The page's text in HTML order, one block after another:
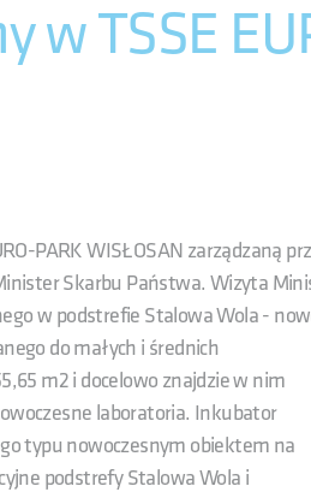
w TSSE
PARK WISŁOSAN zarządzaną
Skarbu Państwa. Wizyta
w podstrefie Stalowa Wola -
do małych i średnich
m2 i docelowo znajdzie w nim
laboratoria. Inkubator
typu nowoczesnym obiektem na
podstrefy Stalowa Wola i